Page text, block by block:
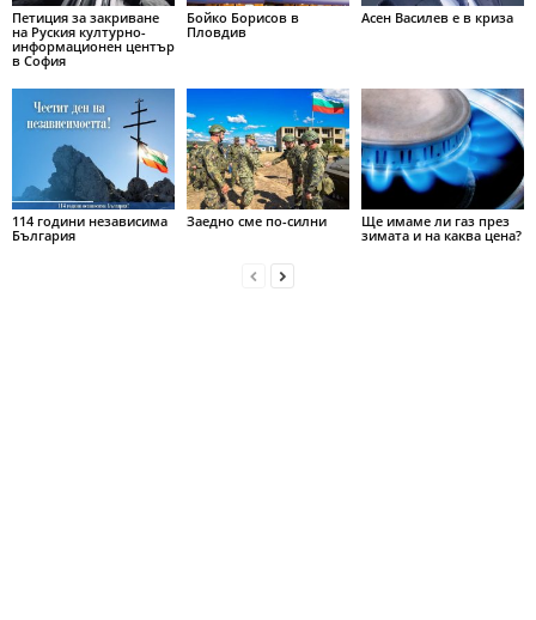
Петиция за закриване
на Руския културно-
информационен център
в София
Бойко Борисов в
Пловдив
Асен Василев е в криза
114 години независима
България
Заедно сме по-силни
Ще имаме ли газ през
зимата и на каква цена?